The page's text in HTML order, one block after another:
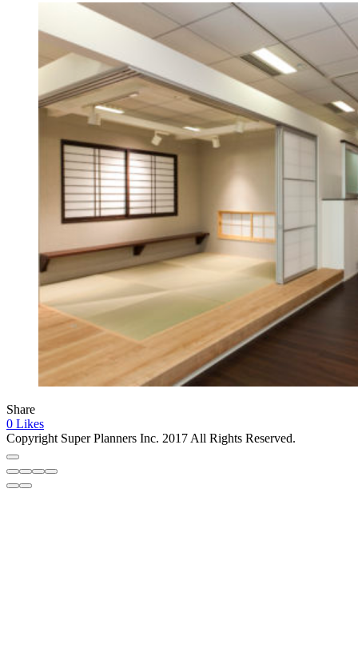
Share
0 Likes
Copyright Super Planners Inc. 2017 All Rights Reserved.